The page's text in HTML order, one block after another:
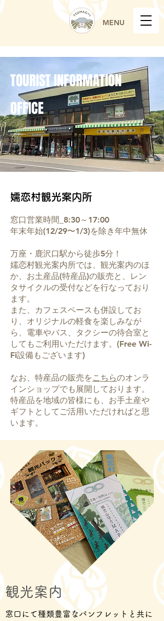
MENU
TOURIST INFORMATION
OFFICE
嬬恋村観光案内所
窓口営業時間_8:30～17:00
年末年始(12/29〜1/3)を除き年中無休
万座・鹿沢口駅から徒歩5分！
嬬恋村観光案内所では、観光案内のほ
か、お土産品(特産品)の販売と、
レン
タサイクルの受付などを行なっており
ます。
また、カフェスペースも併設してお
り、オリジナルの軽食を楽しみなが
ら、電車やバス、タクシーの待合室と
してもご利用いただけます。(Free Wi-
Fi設備もございます)
なお、特産品の販売を こちらのオンラ
インショップでも展開しております。
​特産品を地域の皆様にも、お手土産や
ギフトとしてご活用いただければと思
います。
観光案内
窓口にて種類豊富なパンフレットと共に